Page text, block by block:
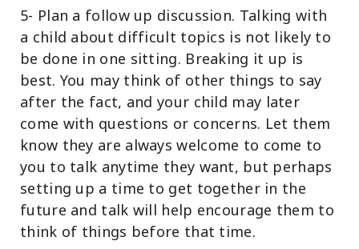
5- Plan a follow up discussion. Talking with
a child about difficult topics is not likely to
be done in one sitting. Breaking it up is
best. You may think of other things to say
after the fact, and your child may later
come with questions or concerns. Let them
know they are always welcome to come to
you to talk anytime they want, but perhaps
setting up a time to get together in the
future and talk will help encourage them to
think of things before that time.